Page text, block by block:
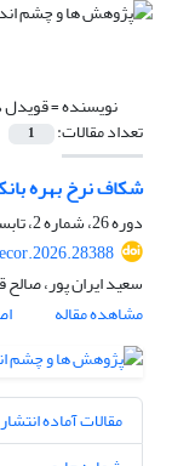
نویسنده =قویدل
تعداد مقالات: 1
شکاف نرخ بهره
دوره 26، شماره 2، تابستان 1405، صفحه
سعید ایران پور،
مشاهده مقاله
مقالات آماده انتشار